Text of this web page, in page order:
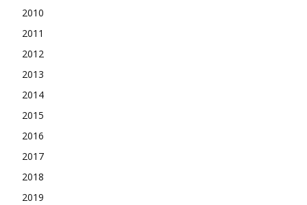
2010
2011
2012
2013
2014
2015
2016
2017
2018
2019